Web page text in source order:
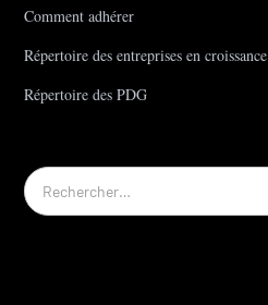
Comment adhérer
Répertoire des entreprises en croissance
Répertoire des PDG